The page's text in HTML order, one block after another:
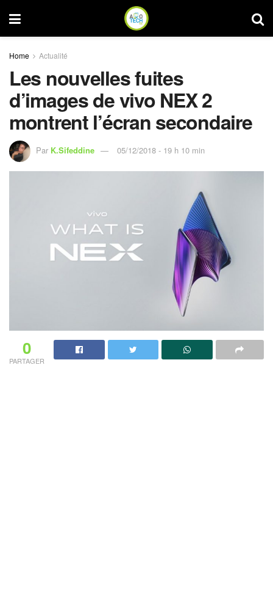
Home Actualité
Les nouvelles fuites
d’images de vivo NEX 2
montrent l’écran secondaire
Par K.Sifeddine 05/12/2018 - 19 h 10 min
0
PARTAGER